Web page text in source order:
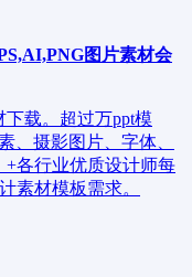
图片素材会
载。超过万ppt模
、摄影图片、字体、
各行业优质设计师每
素材模板需求。